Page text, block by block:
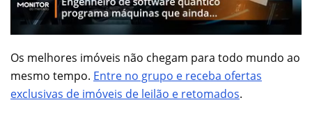
Os melhores imóveis não chegam para todo mundo ao
mesmo tempo. Entre no grupo e receba ofertas
exclusivas de imóveis de leilão e retomados.